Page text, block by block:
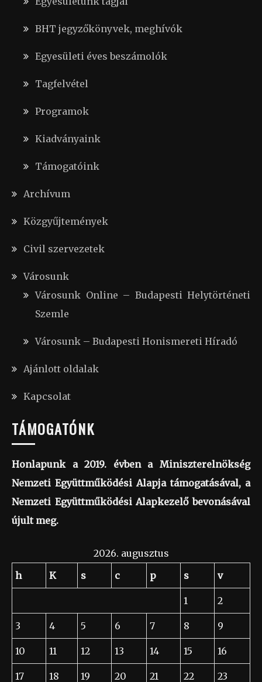
BHT jegyzőkönyvek, meghívók
Egyesületi éves beszámolók
Tagfelvétel
Programok
Kiadványaink
Támogatóink
Archívum
Közgyűjtemények
Civil szervezetek
Városunk
Városunk Online – Budapesti Helytörténeti
Szemle
Városunk – Budapesti Honismereti Híradó
Ajánlott oldalak
Kapcsolat
TÁMOGATÓNK
Honlapunk a 2019. évben a Miniszterelnökség
Nemzeti Együttműködési Alapja támogatásával, a
Nemzeti Együttműködési Alapkezelő bevonásával
újult meg.
2026. augusztus
h
K s c p s v
1 2
3 4 5 6 7 8 9
10 11 12 13 14 15 16
17 18 19 20 21 22 23